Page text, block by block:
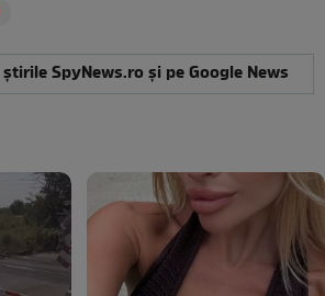
SpyNews.ro și pe Google News